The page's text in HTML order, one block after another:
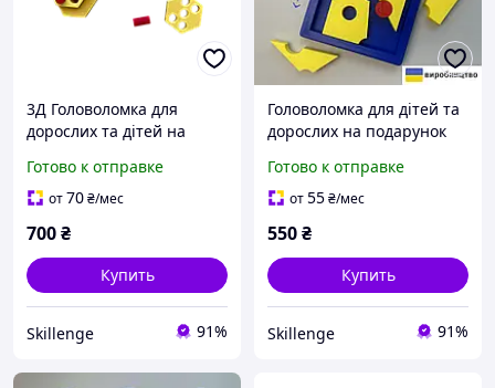
3Д Головоломка для
дорослих та дітей на
вежа 3D конструктор
Готово к отправке
от70₴/мес
700₴
Купить
Skillenge 91%
Головоломка для дітей та
дорослих на подарунок
Готово к отправке
от55₴/мес
550₴
Купить
Skillenge 91%